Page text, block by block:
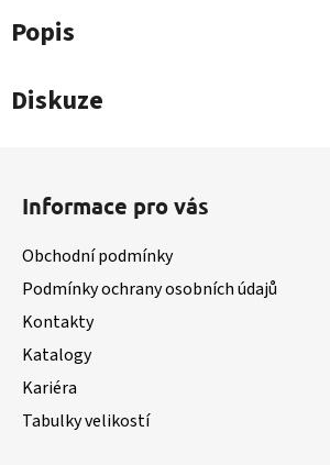
Popis
Diskuze
Informace pro vás
Obchodní podmínky
Podmínky ochrany osobních údajů
Kontakty
Katalogy
Kariéra
Tabulky velikostí